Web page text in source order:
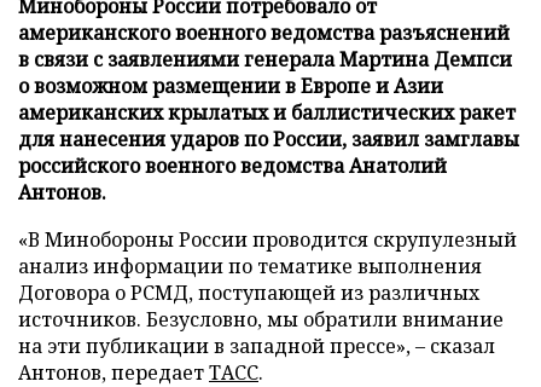
Минобороны России потребовало от
американского военного ведомства разъяснений
в связи с заявлениями генерала Мартина Демпси
о возможном размещении в Европе и Азии
американских крылатых и баллистических ракет
для нанесения ударов по России, заявил замглавы
российского военного ведомства Анатолий
Антонов.
«В Минобороны России проводится скрупулезный
анализ информации по тематике выполнения
Договора о РСМД, поступающей из различных
источников. Безусловно, мы обратили внимание
на эти публикации в западной прессе», – сказал
Антонов, передаетТАСС.